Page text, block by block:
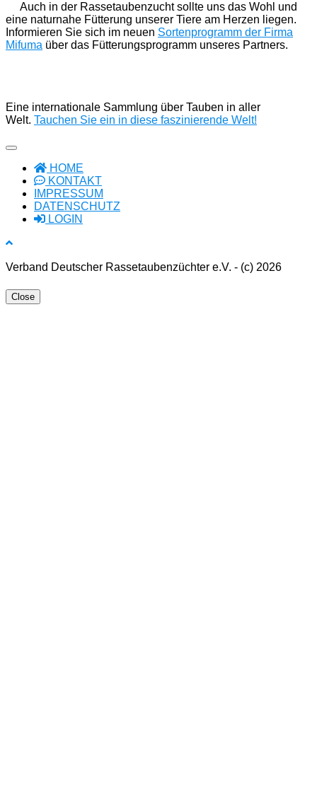
Auch in der Rassetaubenzucht sollte uns das Wohl und
eine naturnahe Fütterung unserer Tiere am Herzen liegen.
Informieren Sie sich im neuen Sortenprogramm der Firma
Mifuma über das Fütterungsprogramm unseres Partners.
Eine internationale Sammlung über Tauben in aller
Welt. Tauchen Sie ein in diese faszinierende Welt!
HOME
KONTAKT
IMPRESSUM
DATENSCHUTZ
LOGIN
Verband Deutscher Rassetaubenzüchter e.V. - (c) 2026
Close